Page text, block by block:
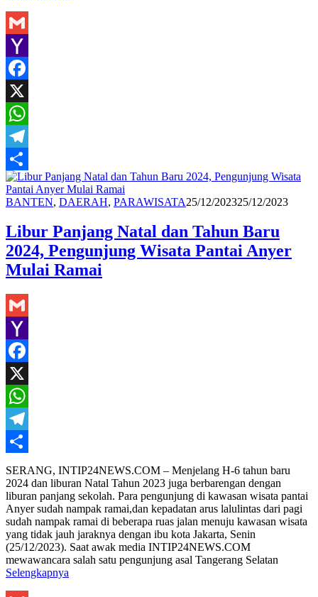
Gmail
Yahoo
Mail
Facebook
X
WhatsApp
Telegram
Share
BANTEN, DAERAH, PARAWISATARedaksi
25/12/202325/12/2023
Libur Panjang Natal dan Tahun Baru
2024, Pengunjung Wisata Pantai Anyer
Mulai Ramai
Gmail
Yahoo
Mail
Facebook
X
WhatsApp
Telegram
Share
SERANG, INTIP24NEWS.COM – Menjelang H-6 tahun baru
2024 dan liburan Natal Tahun 2023 juga berbarengan dengan
liburan panjang sekolah. Para pengunjung di kawasan wisata pantai
Anyer sudah nampak ramai,dan kepadatan arus lalulintas dari pagi
sudah nampak ramai di beberapa ruas jalan menuju kawasan wisata
yang tidak jauh jaraknya dengan ibu kota Jakarta, Senin
(25/12/2023). Saat awak media INTIP24NEWS.COM
mewawancara salah satu pengunjung asal Tangerang Selatan
Selengkapnya